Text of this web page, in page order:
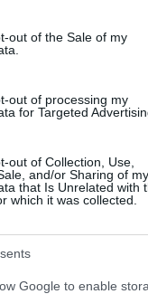
below specified
out of the Sale of my
out of processing my
for Targeted
out of Collection, Use,
and/or Sharing of my
that Is Unrelated with
which it was collected.
Google to enable
Brin è un successo
Sassari-Olbia,
in Gallura, da
gli appuntamenti
e arredi abusivi sulla
a Olbia e Arzachena